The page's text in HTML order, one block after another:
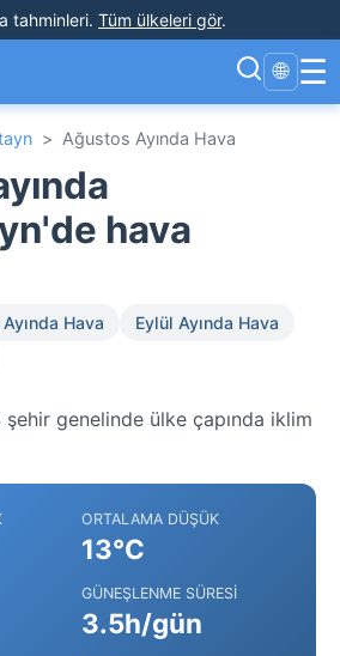
tahminleri. Tüm ülkeleri gör.
🌐 ☰
> Ağustos Ayında Hava
hava
Hava
Eylül Ayında Hava
genelinde ülke çapında iklim
ORTALAMA DÜŞÜK
13°C
GÜNEŞLENME SÜRESI
3.5h/gün